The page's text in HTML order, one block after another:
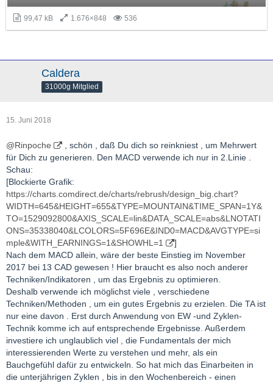
99,47 kB 1.676×848 536
Caldera
31000g Mitglied
15. Juni 2018
@Rinpoche
, schön , daß Du dich so reinkniest , um Mehrwert
für Dich zu generieren. Den MACD verwende ich nur in 2.Linie .
Schau:
[Blockierte Grafik:
https://charts.comdirect.de/charts/rebrush/design_big.chart?
WIDTH=645&HEIGHT=655&TYPE=MOUNTAIN&TIME_SPAN=1Y&
TO=1529092800&AXIS_SCALE=lin&DATA_SCALE=abs&LNOTATI
ONS=35338040&LCOLORS=5F696E&IND0=MACD&AVGTYPE=si
mple&WITH_EARNINGS=1&SHOWHL=1
]
Nach dem MACD allein, wäre der beste Einstieg im November
2017 bei 13 CAD gewesen ! Hier braucht es also noch anderer
Techniken/Indikatoren , um das Ergebnis zu optimieren.
Deshalb verwende ich möglichst viele , verschiedene
Techniken/Methoden , um ein gutes Ergebnis zu erzielen. Die TA ist
nur eine davon . Erst durch Anwendung von EW -und Zyklen-
Technik komme ich auf entsprechende Ergebnisse. Außerdem
investiere ich unglaublich viel , die Fundamentals der mich
interessierenden Werte zu verstehen und mehr, als ein
Bauchgefühl dafür zu entwickeln. So hat mich das Einarbeiten in
die unterjährigen Zyklen , bis in den Wochenbereich - einen